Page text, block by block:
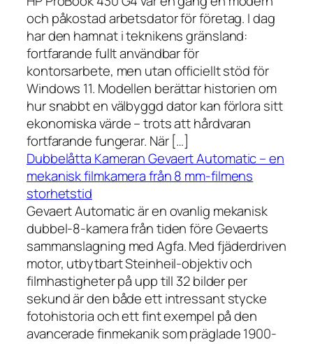
och påkostad arbetsdator för företag. I dag
har den hamnat i teknikens gränsland:
fortfarande fullt användbar för
kontorsarbete, men utan officiellt stöd för
Windows 11. Modellen berättar historien om
hur snabbt en välbyggd dator kan förlora sitt
ekonomiska värde – trots att hårdvaran
fortfarande fungerar. När […]
Dubbelåtta Kameran Gevaert Automatic – en
mekanisk filmkamera från 8 mm-filmens
storhetstid
Gevaert Automatic är en ovanlig mekanisk
dubbel-8-kamera från tiden före Gevaerts
sammanslagning med Agfa. Med fjäderdriven
motor, utbytbart Steinheil-objektiv och
filmhastigheter på upp till 32 bilder per
sekund är den både ett intressant stycke
fotohistoria och ett fint exempel på den
avancerade finmekanik som präglade 1900-